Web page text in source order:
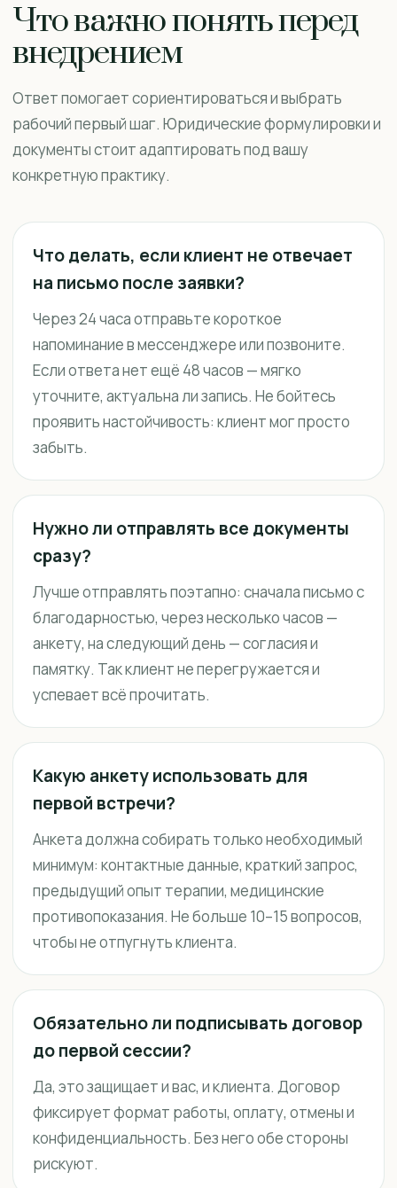
Что важно понять перед
внедрением
Ответ помогает сориентироваться и выбрать
рабочий первый шаг. Юридические формулировки и
документы стоит адаптировать под вашу
конкретную практику.
Что делать, если клиент не отвечает
на письмо после заявки?
Через 24 часа отправьте короткое
напоминание в мессенджере или позвоните.
Если ответа нет ещё 48 часов — мягко
уточните, актуальна ли запись. Не бойтесь
проявить настойчивость: клиент мог просто
забыть.
Нужно ли отправлять все документы
сразу?
Лучше отправлять поэтапно: сначала письмо с
благодарностью, через несколько часов —
анкету, на следующий день — согласия и
памятку. Так клиент не перегружается и
успевает всё прочитать.
Какую анкету использовать для
первой встречи?
Анкета должна собирать только необходимый
минимум: контактные данные, краткий запрос,
предыдущий опыт терапии, медицинские
противопоказания. Не больше 10–15 вопросов,
чтобы не отпугнуть клиента.
Обязательно ли подписывать договор
до первой сессии?
Да, это защищает и вас, и клиента. Договор
фиксирует формат работы, оплату, отмены и
конфиденциальность. Без него обе стороны
рискуют.